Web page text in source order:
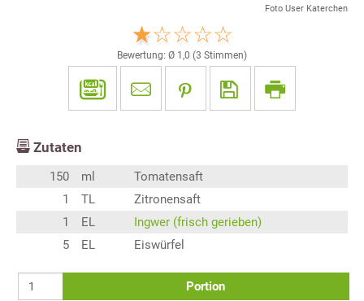
Foto User Katerchen
Bewertung: Ø 1,0 (3 Stimmen)
Zutaten
150 ml
Tomatensaft
1
TL
Zitronensaft
1
EL
Ingwer (frisch gerieben)
5
EL Eiswürfel
Portion